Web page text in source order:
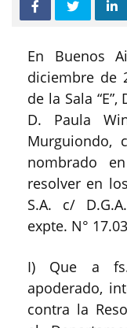
En Buenos
diciembre de
de la Sala
D. Paula
Murguiondo,
nombrado
resolver en
S.A. c/
expte. N°
I) Que a
apoderado,
contra la